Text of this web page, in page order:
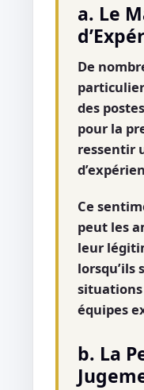
a. Le
De
des
pour la
ressentir
Ce
peut les
leur
lorsqu’ils
situations
équipes
b. La